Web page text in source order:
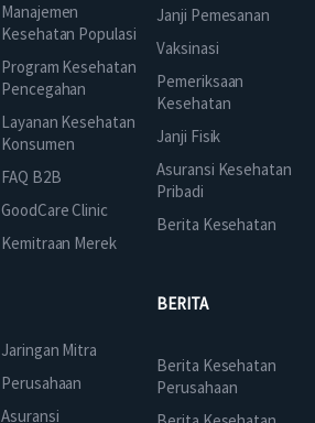
Manajemen
Kesehatan Populasi
Program Kesehatan
Pencegahan
Layanan Kesehatan
Konsumen
FAQ B2B
GoodCare Clinic
Kemitraan Merek
Janji Pemesanan
Vaksinasi
Pemeriksaan
Kesehatan
Janji Fisik
Asuransi Kesehatan
Pribadi
Berita Kesehatan
Jaringan Mitra
Perusahaan
Asuransi
BERITA
Berita Kesehatan
Perusahaan